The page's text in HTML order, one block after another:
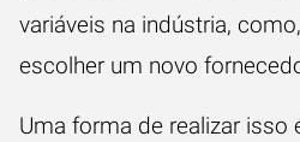
variáveis na indústria,
escolher um novo
Uma forma de realizar